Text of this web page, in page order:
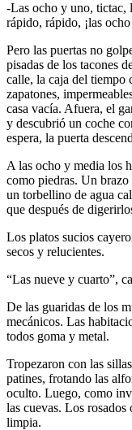
-Las ocho y uno, tictac,
rápido, rápido, ¡las
Pero las puertas no
pisadas de los tacones
calle, la caja del
zapatones,
casa vacía. Afuera, el
y descubrió un coche
espera, la puerta
A las ocho y media los
como piedras. Un
un torbellino de agua
que después de
Los platos sucios
secos y relucientes.
“Las nueve y cuarto”,
De las guaridas de los
mecánicos. Las
todos goma y metal.
Tropezaron con las
patines, frotando las
oculto. Luego, como
las cuevas. Los rosados
limpia.